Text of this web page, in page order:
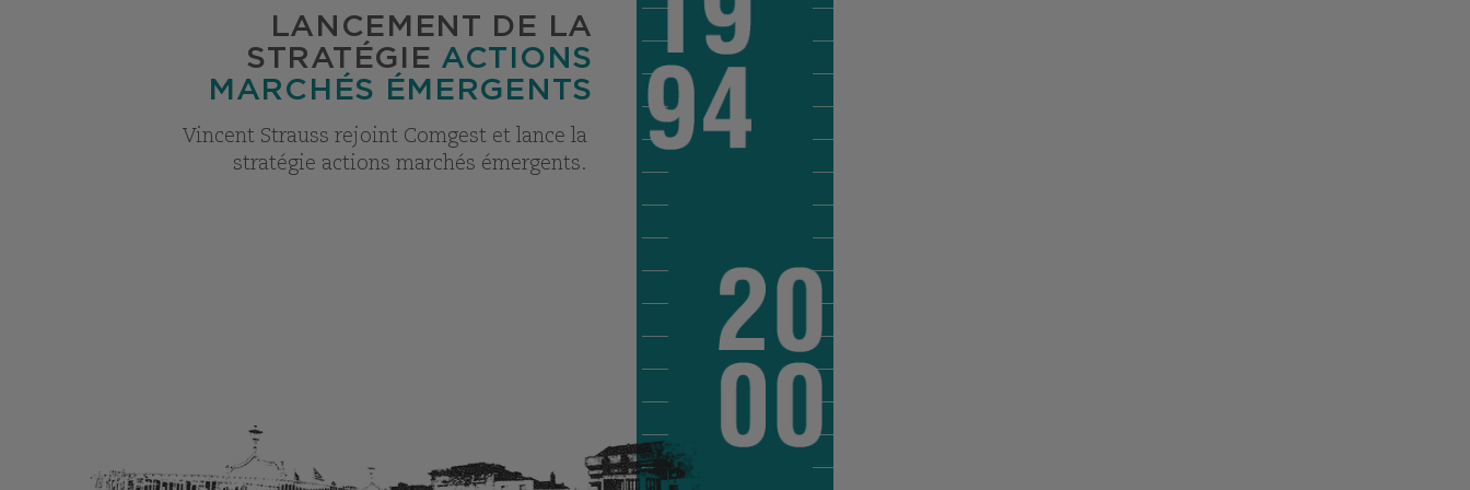
LANCEMENT DE LA
STRATÉGIE ACTIONS
MARCHÉS ÉMERGENTS
Vincent Strauss rejoint Comgest et lance la
stratégie actions marchés émergents.